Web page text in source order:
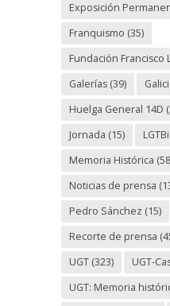
Exposición
Franquismo (35)
Fundación Francisco
Galerías(39)
Huelga General 14D
Jornada (15) LGTBi
Memoria Histórica
Noticias de prensa
Pedro Sánchez (15)
Recorte de prensa
UGT(323) UGT-
UGT: Memoria